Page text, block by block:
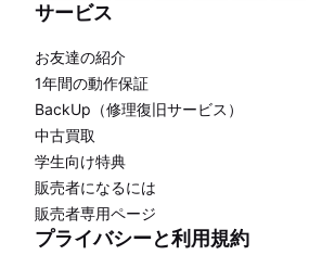
サービス
お友達の紹介
1年間の動作保証
BackUp（修理復旧サービス）
中古買取
学生向け特典
販売者になるには
販売者専用ページ
プライバシーと利用規約